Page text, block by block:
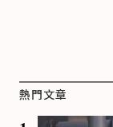
熱門文章